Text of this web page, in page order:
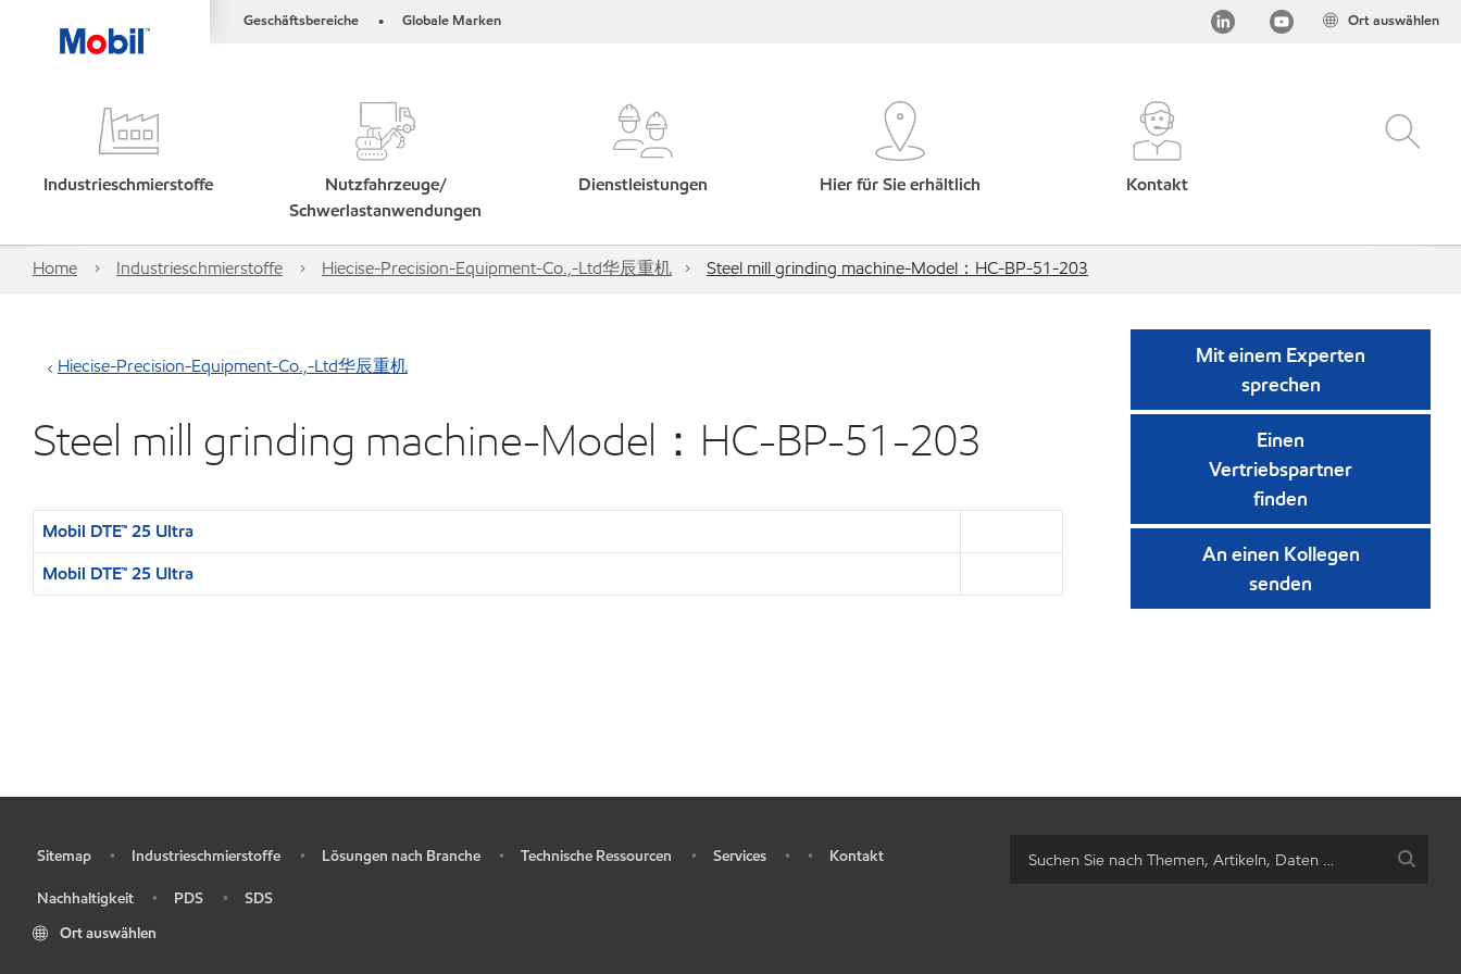
Geschäftsbereiche • Globale Marken Ort auswählen
Industrieschmierstoffe
Nutzfahrzeuge/
Schwerlastanwendungen
Dienstleistungen Hier für Sie erhältlich Kontakt
Home Industrieschmierstoffe Hiecise-Precision-Equipment-Co.,-Ltd华辰重机 Steel mill grinding machine-Model：HC-BP-51-203
Hiecise-Precision-Equipment-Co.,-Ltd华辰重机
Steel mill grinding machine-Model：HC-BP-51-203
Mobil DTE™ 25 Ultra
Mobil DTE™ 25 Ultra
Mit einem Experten
sprechen
Einen
Vertriebspartner
finden
An einen Kollegen
senden
Sitemap • Industrieschmierstoffe • Lösungen nach Branche • Technische Ressourcen • Services • • Kontakt
Nachhaltigkeit • PDS •
SDS
Ort auswählen